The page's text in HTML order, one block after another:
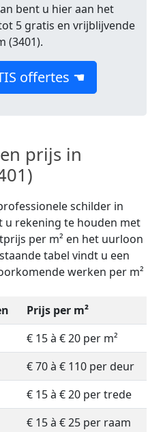
bent u hier aan het
5 gratis en vrijblijvende
(3401).
offertes ☚
prijs in
schilder in
u rekening te houden met
per m² en het uurloon
tabel vindt u een
werken per m²
Prijs per m²
€ 15 à € 20 per m²
€ 70 à € 110 per deur
€ 15 à € 20 per trede
€ 15 à € 25 per raam